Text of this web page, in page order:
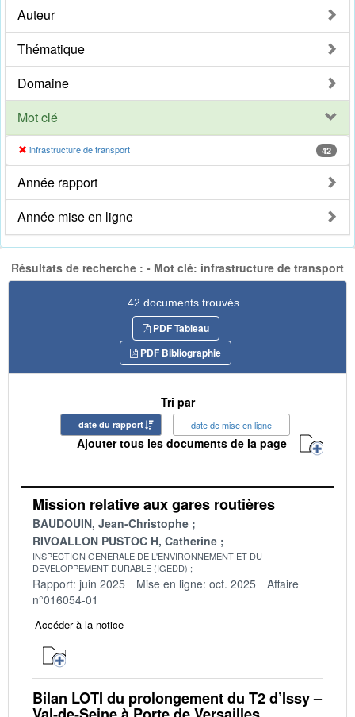
Auteur
Thématique
Domaine
Mot clé
infrastructure de transport 42
Année rapport
Année mise en ligne
Résultats de recherche : - Mot clé: infrastructure de transport
42 documents trouvés
PDF Tableau
PDF Bibliographie
Tri par
date du rapport date de mise en ligne
Ajouter tous les documents de la page
Mission relative aux gares routières
BAUDOUIN, Jean-Christophe
RIVOALLON PUSTOC H, Catherine
INSPECTION GENERALE DE L'ENVIRONNEMENT ET DU
DEVELOPPEMENT DURABLE (IGEDD)
Rapport: juin 2025 Mise en ligne: oct. 2025
Affaire
n°016054-01
Accéder à la notice
Bilan LOTI du prolongement du T2 d’Issy –